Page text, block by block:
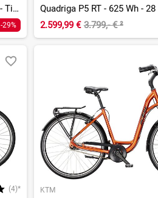
Quadriga P5 Belt RT - 625 Wh - 28 Zoll - Tiefeinsteiger
-29%
2.599,99 € 3.799,- €²
(4)* KTM